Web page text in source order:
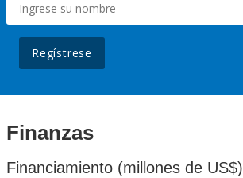
Regístrese
Finanzas
Financiamiento (millones de US$)